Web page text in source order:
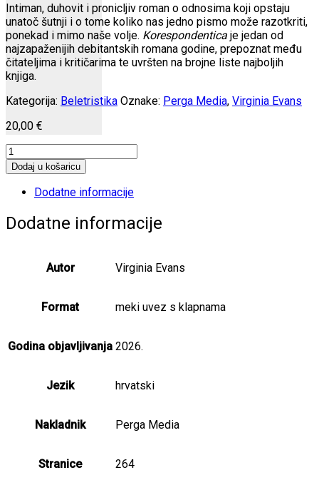
Intiman, duhovit i pronicljiv roman o odnosima koji opstaju
unatoč šutnji i o tome koliko nas jedno pismo može razotkriti,
ponekad i mimo naše volje. Korespondentica je jedan od
najzapaženijih debitantskih romana godine, prepoznat među
čitateljima i kritičarima te uvršten na brojne liste najboljih
knjiga.
Kategorija: Beletristika Oznake: Perga Media, Virginia Evans
20,00 €
Korespondentica
količina
Dodaj u košaricu
Dodatne informacije
Dodatne informacije
Autor Virginia Evans
Format meki uvez s klapnama
Godina objavljivanja 2026.
Jezik hrvatski
Nakladnik Perga Media
Stranice 264